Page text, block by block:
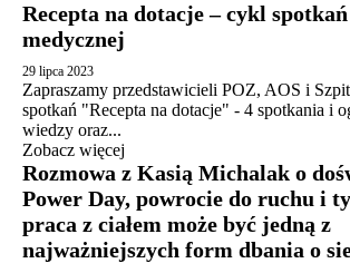
Recepta na dotacje – cykl
medycznej
29 lipca 2023
Zapraszamy przedstawicieli POZ, AOS i
spotkań "Recepta na dotacje" - 4 spotkania i
wiedzy oraz...
Zobacz więcej
Rozmowa z Kasią Michalak o
Power Day, powrocie do ruchu i
praca z ciałem może być jedną z
najważniejszych form dbania o